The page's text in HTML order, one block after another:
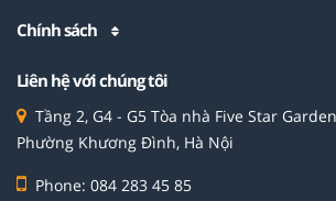
Chính sách
Liên hệ với chúng tôi
Tầng 2, G4 - G5 Tòa nhà Five Star
Phường Khương Đình, Hà Nội
Phone: 084 283 45 85